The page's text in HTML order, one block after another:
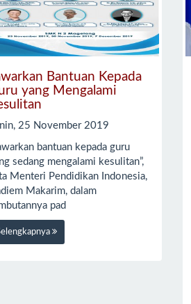
Bantuan Kepada
yang Mengalami
25 November 2019
bantuan kepada guru
sedang mengalami kesulitan”,
Menteri Pendidikan Indonesia,
Makarim, dalam
pad